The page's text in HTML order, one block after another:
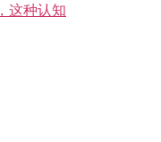
种认知